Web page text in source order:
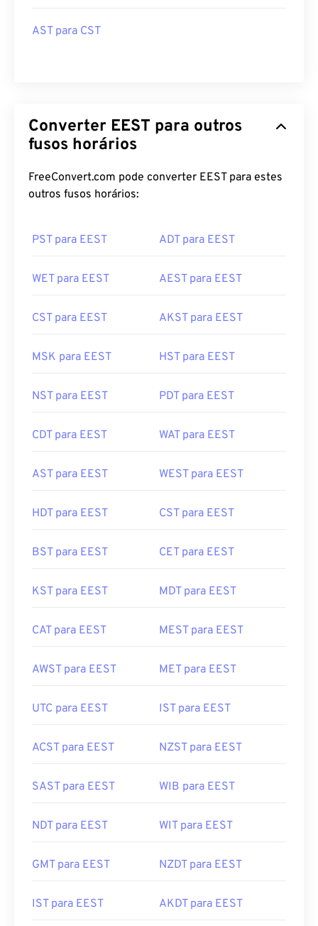
AST para CST
Converter EEST para outros
fusos horários
FreeConvert.com pode converter EEST para estes
outros fusos horários:
PST para EEST ADT para EEST
WET para EEST AEST para EEST
CST para EEST AKST para EEST
MSK para EEST HST para EEST
NST para EEST PDT para EEST
CDT para EEST WAT para EEST
AST para EEST WEST para EEST
HDT para EEST CST para EEST
BST para EEST CET para EEST
KST para EEST MDT para EEST
CAT para EEST MEST para EEST
AWST para EEST MET para EEST
UTC para EEST IST para EEST
ACST para EEST NZST para EEST
SAST para EEST WIB para EEST
NDT para EEST WIT para EEST
GMT para EEST NZDT para EEST
IST para EEST AKDT para EEST